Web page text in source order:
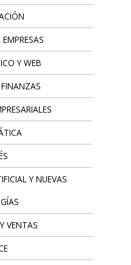
Y WEB
Y NUEVAS
VENTAS